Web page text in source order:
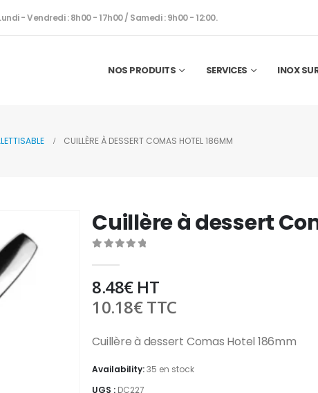
- Vendredi : 8h00 - 17h00 / Samedi : 9h00 - 12:00.
NOS PRODUITS SERVICES INOX
CUILLÈRE À DESSERT COMAS HOTEL 186MM
Cuillère à dessert
8.48€HT
10.18€TTC
Cuillère à dessert Comas Hotel 186mm
Availability:35 en stock
UGS : DC227